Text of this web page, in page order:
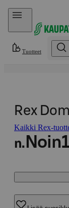
Hyppää sisältöön
Tuotteet
Rex
Kaikki Rex-
n. Noin